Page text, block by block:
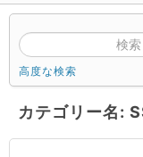
高度な検索
カテゴリー名: